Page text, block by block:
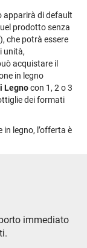
apparirà di default
prodotto senza
che potrà essere
unità,
acquistare il
in legno
Legnocon 1, 2 o 3
dei formati
legno, l’offerta è
immediato